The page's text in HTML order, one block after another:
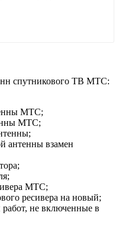
спутникового ТВ МТС:
МТС;
МТС;
антенны взамен
МТС;
ресивера на новый;
не включенные в